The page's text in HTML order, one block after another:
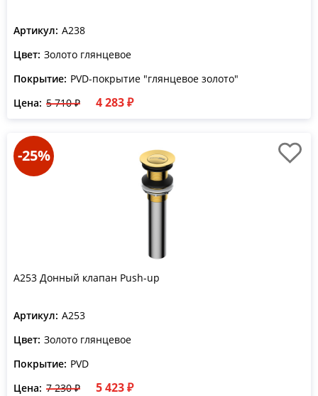
Артикул: A238
Цвет: Золото глянцевое
Покрытие: PVD-покрытие "глянцевое золото"
Цена: 5 710 ₽ 4 283 ₽
-25%
A253 Донный клапан Push-up
Артикул: A253
Цвет: Золото глянцевое
Покрытие: PVD
Цена: 7 230 ₽ 5 423 ₽